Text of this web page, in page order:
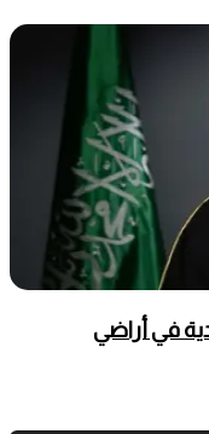
في أراضي